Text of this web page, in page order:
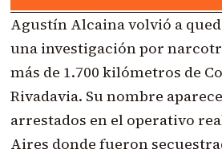
Agustín Alcaina volvió a
una investigación por
más de 1.700 kilómetros de
Rivadavia. Su nombre
arrestados en el operativo
Aires donde fueron